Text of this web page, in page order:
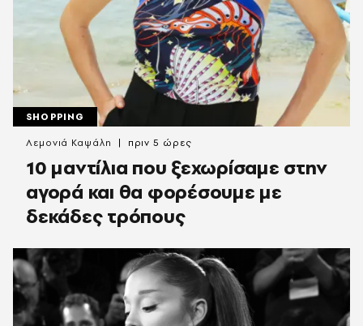
SHOPPING
10 μαντίλια που ξεχωρίσαμε στην
αγορά και θα φορέσουμε με
δεκάδες τρόπους
Λεμονιά Καψάλη πριν 5 ώρες